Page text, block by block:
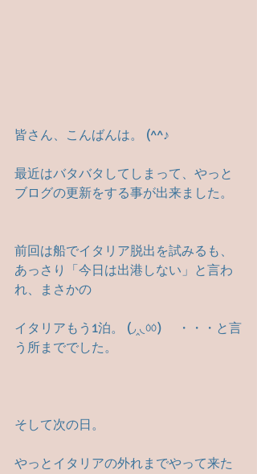
皆さん、こんばんは。 (^^♪
最近はバタバタしてしまって、やっと
ブログの更新をする事が出来ました。
前回は船でイタリア脱出を試みるも、
あっさり「今日は出港しない」と言わ
れ、まさかの
イタリアもう1泊。 (◞‸◟ㆀ) 　・・・と言
う所まででした。
そして次の日。
やっとイタリアの外れまでやって来た